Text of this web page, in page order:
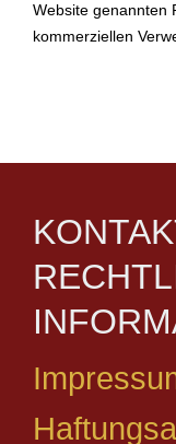
Website genannten
kommerziellen